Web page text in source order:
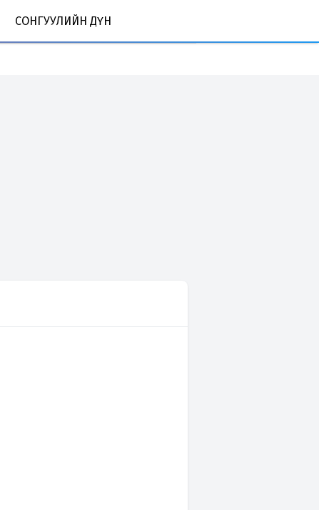
СОНГУУЛИЙН ДҮН